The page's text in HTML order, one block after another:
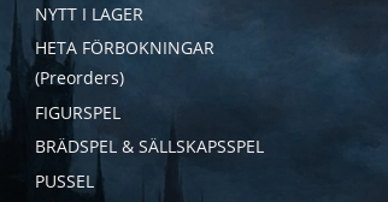
NYTT I LAGER
HETA FÖRBOKNINGAR
(Preorders)
FIGURSPEL
BRÄDSPEL & SÄLLSKAPSSPEL
PUSSEL